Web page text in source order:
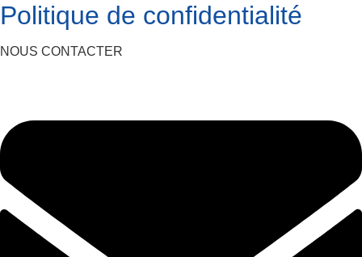
Politique de confidentialité
NOUS CONTACTER